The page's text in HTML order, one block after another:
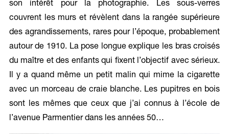
son intérêt pour la photographie. Les sous-verres
couvrent les murs et révèlent dans la rangée supérieure
des agrandissements, rares pour l’époque, probablement
autour de 1910. La pose longue explique les bras croisés
du maître et des enfants qui fixent l’objectif avec sérieux.
Il y a quand même un petit malin qui mime la cigarette
avec un morceau de craie blanche. Les pupitres en bois
sont les mêmes que ceux que j’ai connus à l’école de
l’avenue Parmentier dans les années 50…